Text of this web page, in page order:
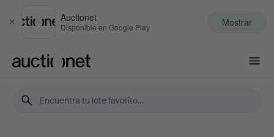
Cerrar
Auctionet
Disponible en Google Play Mostrar